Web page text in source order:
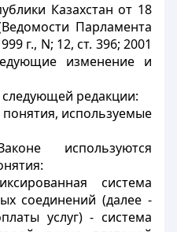
Казахстан от 18
Парламента
г., N; 12, ст. 396; 2001
изменение и
редакции:
используемые
используются
система
соединений (далее -
услуг) - система